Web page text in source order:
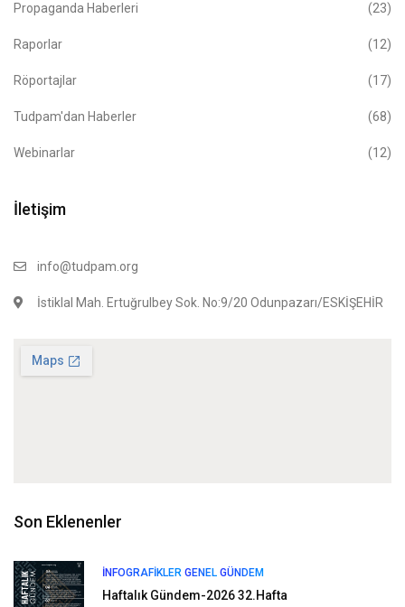
Propaganda Haberleri (23)
Raporlar (12)
Röportajlar (17)
Tudpam'dan Haberler (68)
Webinarlar (12)
İletişim
info@tudpam.org
İstiklal Mah. Ertuğrulbey Sok. No:9/20 Odunpazarı/ESKİŞEHİR
Son Eklenenler
İNFOGRAFIKLER GENEL GÜNDEM
Haftalık Gündem-2026 32.Hafta